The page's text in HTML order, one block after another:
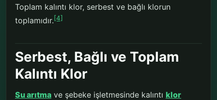
Toplam kalıntı klor, serbest ve bağlı klorun
toplamıdır.[4]
Serbest, Bağlı ve Toplam
Kalıntı Klor
Su arıtma ve şebeke işletmesinde kalıntı klor